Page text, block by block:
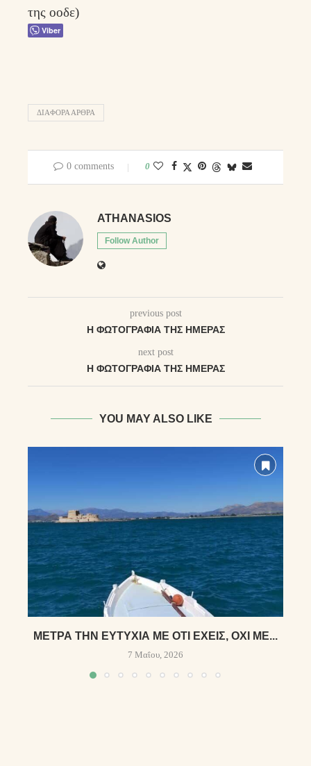
της οοδε)
Viber
ΔΙΑΦΟΡΑ ΑΡΘΡΑ
0 comments 0
ATHANASIOS
Follow Author
previous post
Η ΦΩΤΟΓΡΑΦΊΑ ΤΗΣ ΗΜΈΡΑΣ
next post
Η ΦΩΤΟΓΡΑΦΊΑ ΤΗΣ ΗΜΈΡΑΣ
YOU MAY ALSO LIKE
ΜΈΤΡΑ ΤΗΝ ΕΥΤΥΧΊΑ ΜΕ ΌΤΙ ΈΧΕΙΣ, ΌΧΙ ΜΕ...
7 Μαΐου, 2026